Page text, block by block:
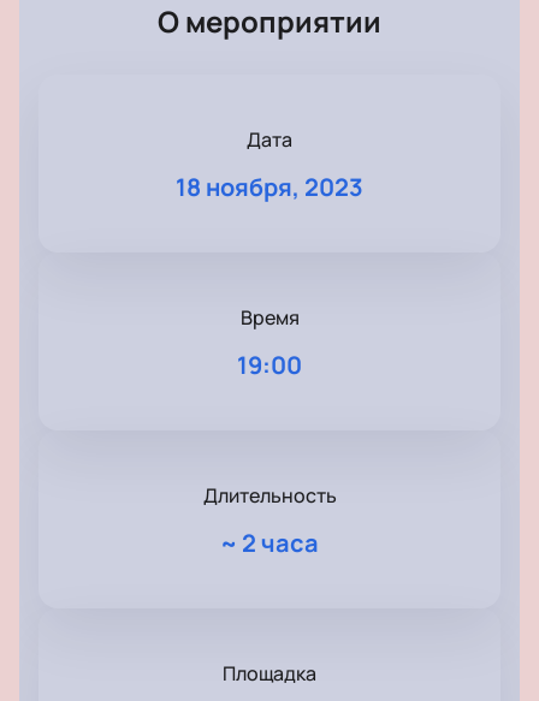
О мероприятии
Дата
18 ноября, 2023
Время
19:00
Длительность
~ 2 часа
Площадка